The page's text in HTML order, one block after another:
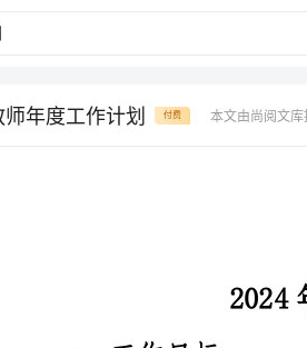
年度工作计划 付费 本文由尚阅文库